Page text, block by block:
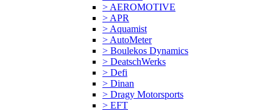
> AEROMOTIVE
> APR
> Aquamist
> AutoMeter
> Boulekos Dynamics
> DeatschWerks
> Defi
> Dinan
> Dragy Motorsports
> EFT